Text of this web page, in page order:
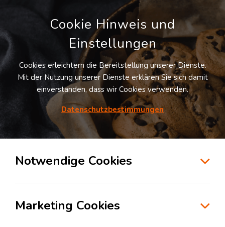
LOGIVISOR SUCHE
Lagerflächen in Heidelberg
Cookie Hinweis und
Einstellungen
Cookies erleichtern die Bereitstellung unserer Dienste.
Mit der Nutzung unserer Dienste erklären Sie sich damit
einverstanden, dass wir Cookies verwenden.
Datenschutzbestimmungen
Notwendige Cookies
Marketing Cookies